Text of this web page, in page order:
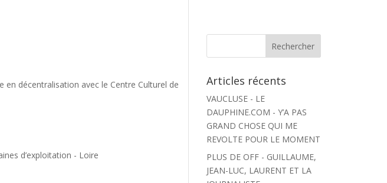
en décentralisation avec le Centre Culturel de
d’exploitation - Loire
Articles récents
VAUCLUSE - LE
DAUPHINE.COM - Y’A PAS
GRAND CHOSE QUI ME
REVOLTE POUR LE MOMENT
PLUS DE OFF - GUILLAUME,
JEAN-LUC, LAURENT ET LA